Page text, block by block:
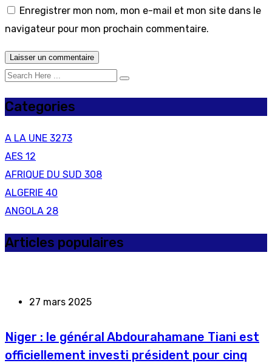
Enregistrer mon nom, mon e-mail et mon site dans le
navigateur pour mon prochain commentaire.
Categories
A LA UNE 3273
AES 12
AFRIQUE DU SUD 308
ALGERIE 40
ANGOLA 28
Articles populaires
27 mars 2025
Niger : le général Abdourahamane Tiani est
officiellement investi président pour cinq